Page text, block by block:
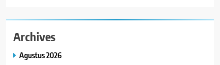
Archives
Agustus 2026